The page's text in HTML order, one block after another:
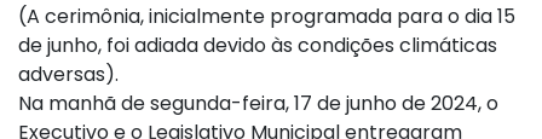
(A cerimônia, inicialmente programada para o dia 15
de junho, foi adiada devido às condições climáticas
adversas).
Na manhã de segunda-feira, 17 de junho de 2024, o
Executivo e o Legislativo Municipal entregaram